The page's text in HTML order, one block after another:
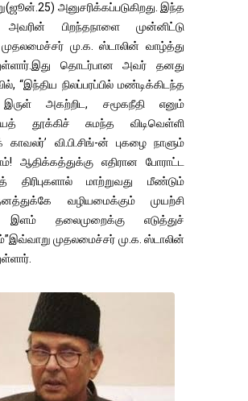
அனுசரிக்கப்படுகிறது. இந்த
அவரின் பிறந்தநாளை முன்னிட்டு
முதலமைச்சர் மு.க. ஸ்டாலின் வாழ்த்து
தொடர்பான அவர் தனது
“இந்திய நிலப்பரப்பில் மண்டிக்கிடந்த
அகற்றிட, சமூகநீதி எனும்
தூக்கிச் சுமந்த விடிவெள்ளி
காவலர்’ வி.பி.சிங்-ன் புகழை நாளும்
ஆதிக்கத்துக்கு எதிரான போராட்ட
திரிபுகளால் மாற்றுவது மீண்டும்
வழியமைக்கும் முயற்சி
தலைமுறைக்கு எடுத்துச்
முதலமைச்சர் மு.க. ஸ்டாலின்